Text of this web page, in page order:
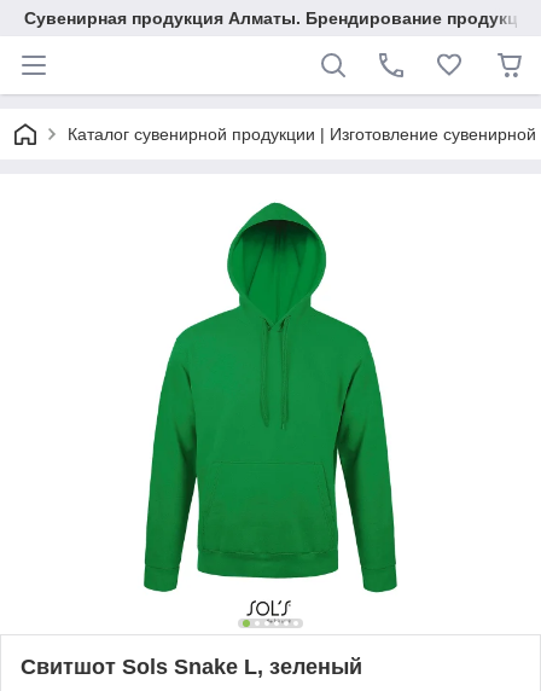
Сувенирная продукция Алматы. Брендирование
Каталог сувенирной продукции | Изготовление
Свитшот Sols Snake L, зеленый